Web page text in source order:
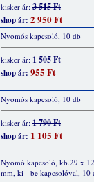
kisker ár: 3 515 Ft
shop ár: 2 950 Ft
Nyomós kapcsoló, 10 db
kisker ár: 1 505 Ft
shop ár: 955 Ft
Nyomós kapcsoló, 10 db
kisker ár: 1 790 Ft
shop ár: 1 105 Ft
Nyomó kapcsoló, kb.29 x
mm, ki - be kapcsolóval, 10